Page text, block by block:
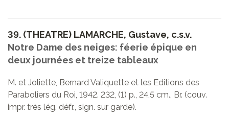
39. (THEATRE) LAMARCHE, Gustave, c.s.v.
Notre Dame des neiges: féerie épique en
deux journées et treize tableaux
M. et Joliette, Bernard Valiquette et les Editions des
Paraboliers du Roi, 1942. 232, (1) p., 24,5 cm., Br. (couv.
impr. très lég. défr., sign. sur garde).